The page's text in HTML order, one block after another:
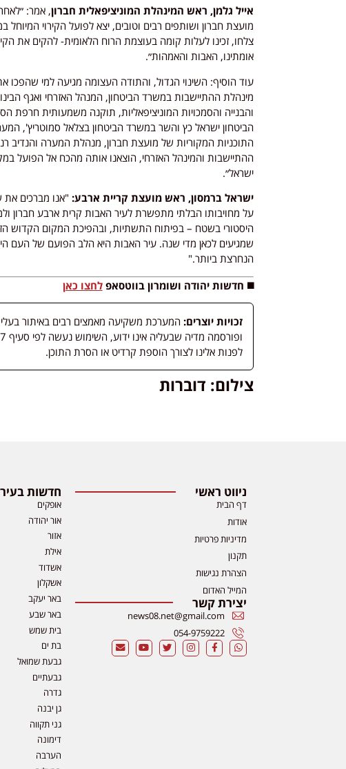
אייל גלמן, ראש המינהלת המוניציפאלית חברון
מועצת חברון ושותפים רבים וטובים, יצא לפועל הקירוי
צלחו, זכינו לעלות קומה בעוצמת הרוח הלאומית- להקים את
אומתינו, האבות והאמהות״.
עוד הוסיף: השינוי הגדול, והתודה העצומה מגיעה למי שהפכו
מינהלת ההתיישבות במשרד הביטחון, המנהל האזרחי ואגף
והבנייה והסמכויות המוניציפאליות, תוקנה משמעותית חרפת
הביטחון ישראל כץ והשר במשרד הביטחון בצלאל סמוטריץ',
התוכניות המקוריות של מועצת חברון, מנהלת המערה והנדיב
ההתיישבות והמינהל האזרחי, הוצאנו אותה מהכח אל הפועל
ישראל״.
ישראל ברמסון, ראש מועצת קריית ארבע: "אנו מברכים את
על מחויבותו הבלתי מתפשרת לעיר האבות קרית ארבע חברון
היסטורי בשטח – בפיתוח התשתיות, ובהפיכת המקום הקדוש
שמגיעים לכאן מדי שנה. עיר האבות היא הלב הפועם של העם
הנחרצת ביותר."
◼️ חדשות יהודה ושומרון בווטסאפלחצו כאן
זכויות יוצרים: המערכת משקיעה מאמצים רבים באיתור בעלי
לפנות אלינו לצורך הוספת קרדיט או הסרת התוכן.
צילום: דוברות
ניווט ראשי
דף הבית
אודות
מדיניות פרטיות
תקנון
הצהרת נגישות
המייל האדום
יצירת קשר
news08.net@gmail.com
054-9759222
חדשות
אופקים
אור יהודה
אזור
אילת
אשדוד
אשקלון
באר יעקב
באר שבע
בית שמש
בת ים
גבעת שמואל
גבעתיים
גדרה
גן יבנה
גני תקווה
דימונה
הערבה